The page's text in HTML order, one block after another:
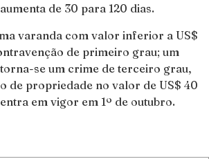
de 30 para 120 dias.
varanda com valor inferior a US$
de primeiro grau; um
se um crime de terceiro grau,
de propriedade no valor de US$ 40
em vigor em 1º de outubro.